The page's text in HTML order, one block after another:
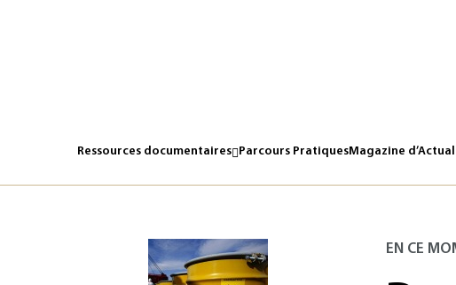
Ressources documentaires Parcours PratiquesMagazine
EN CE